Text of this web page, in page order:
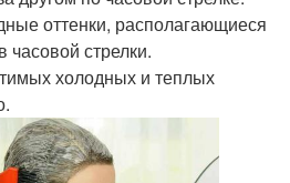
оттенки, располагающиеся
часовой стрелки.
холодных и теплых